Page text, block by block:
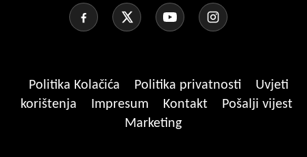
Politika Kolačića Politika privatnosti
Uvjeti
korištenja
Impresum Kontakt
Pošalji vijest
Marketing